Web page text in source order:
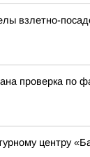
взлетно-
проверка
центру